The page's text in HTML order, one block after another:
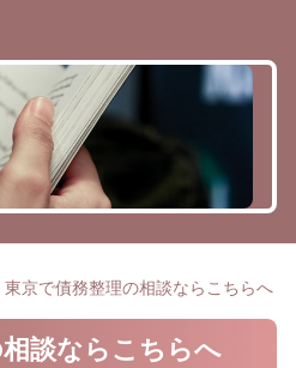
東京で債務整理の相談ならこちらへ
談ならこちらへ